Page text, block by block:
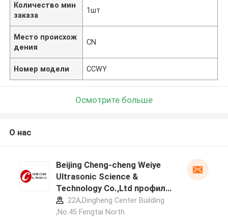
Количество мин
заказа
1шт
Место происхож
дения
CN
Номер модели CCWY
Осмотрите больше
О нас
Beijing Cheng-cheng Weiye
Ultrasonic Science &
Technology Co.,Ltd профиль
производителя
22A,Dingheng Center Building
,No.45 Fengtai North